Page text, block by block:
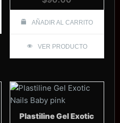
AÑADIR AL CARRITO
VER PRODUCTO
Plastiline Gel Exotic